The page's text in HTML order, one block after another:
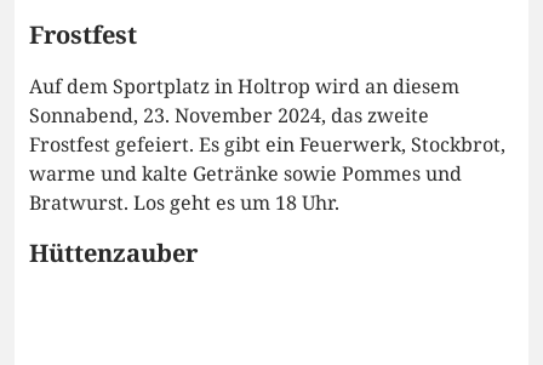
Frostfest
Auf dem Sportplatz in Holtrop wird an diesem
Sonnabend, 23. November 2024, das zweite
Frostfest gefeiert. Es gibt ein Feuerwerk, Stockbrot,
warme und kalte Getränke sowie Pommes und
Bratwurst. Los geht es um 18 Uhr.
Hüttenzauber